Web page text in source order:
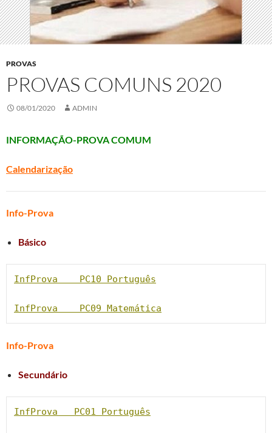
PROVAS
PROVAS COMUNS 2020
08/01/2020 ADMIN
INFORMAÇÃO-PROVA COMUM
Calendarização
Info-Prova
Básico
InfProva    PC10 Português
InfProva    PC09 Matemática
Info-Prova
Secundário
InfProva   PC01 Português